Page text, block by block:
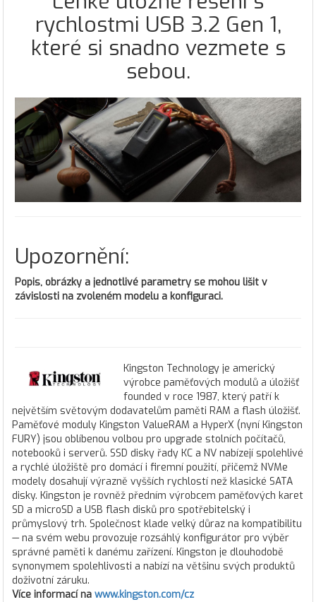
rychlostmi USB 3.2 Gen 1,
které si snadno vezmete s
sebou.
Upozornění:
Popis, obrázky a jednotlivé parametry se mohou lišit v
závislosti na zvoleném modelu a konfiguraci.
Kingston Technology je americký
výrobce paměťových modulů a úložišť
founded v roce 1987, který patří k
největším světovým dodavatelům paměti RAM a flash úložišť.
Paměťové moduly Kingston ValueRAM a HyperX (nyní Kingston
FURY) jsou oblíbenou volbou pro upgrade stolních počítačů,
notebooků i serverů. SSD disky řady KC a NV nabízejí spolehlivé
a rychlé úložiště pro domácí i firemní použití, přičemž NVMe
modely dosahují výrazně vyšších rychlostí než klasické SATA
disky. Kingston je rovněž předním výrobcem paměťových karet
SD a microSD a USB flash disků pro spotřebitelský i
průmyslový trh. Společnost klade velký důraz na kompatibilitu
— na svém webu provozuje rozsáhlý konfigurátor pro výběr
správné paměti k danému zařízení. Kingston je dlouhodobě
synonymem spolehlivosti a nabízí na většinu svých produktů
doživotní záruku.
Více informací na www.kingston.com/cz